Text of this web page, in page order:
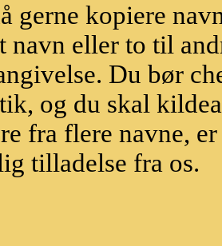
gerne kopiere
navn eller to til
Du bør
og du skal
fra flere navne,
tilladelse fra os.